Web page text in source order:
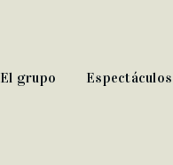
El grupo Espectáculos